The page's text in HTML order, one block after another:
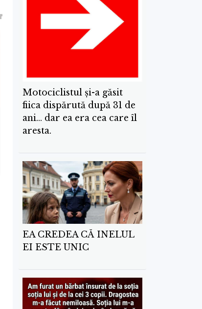
Motociclistul și-a găsit
fiica dispărută după 31 de
ani… dar ea era cea care îl
aresta.
EA CREDEA CĂ INELUL
EI ESTE UNIC